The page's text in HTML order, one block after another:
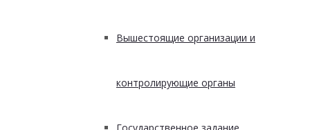
Вышестоящие организации и
контролирующие органы